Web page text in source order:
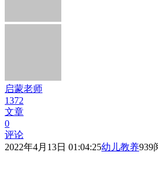
启蒙老师
1372
文章
0
评论
2022年4月13日 01:04:25幼儿教养939